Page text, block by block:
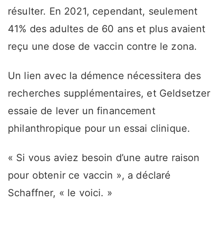
résulter. En 2021, cependant, seulement
41% des adultes de 60 ans et plus avaient
reçu une dose de vaccin contre le zona.
Un lien avec la démence nécessitera des
recherches supplémentaires, et Geldsetzer
essaie de lever un financement
philanthropique pour un essai clinique.
« Si vous aviez besoin d’une autre raison
pour obtenir ce vaccin », a déclaré
Schaffner, « le voici. »